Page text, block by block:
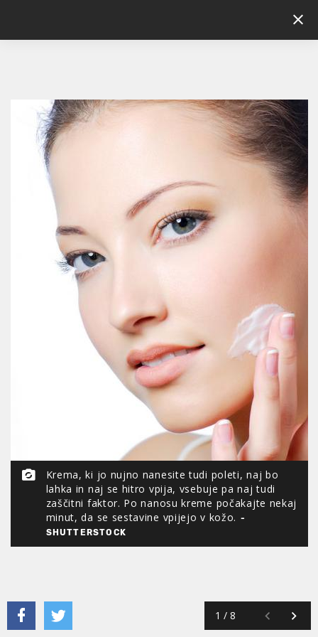
Krema, ki jo nujno nanesite tudi poleti, naj bo
lahka in naj se hitro vpija, vsebuje pa naj tudi
zaščitni faktor. Po nanosu kreme počakajte nekaj
minut, da se sestavine vpijejo v kožo.
SHUTTERSTOCK
1 / 8